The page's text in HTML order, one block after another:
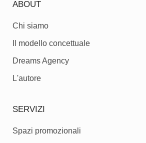
ABOUT
Chi siamo
Il modello concettuale
Dreams Agency
L'autore
SERVIZI
Spazi promozionali